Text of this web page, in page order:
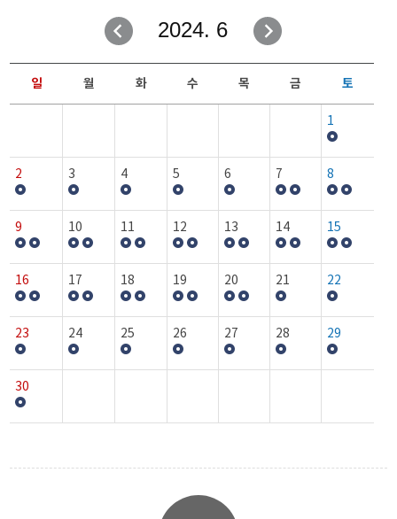
2024. 6
일 월 화 수 목 금 토
1
2 3 4 5 6 7 8
9 10 11 12 13 14 15
16 17 18 19 20 21 22
23 24 25 26 27 28 29
30